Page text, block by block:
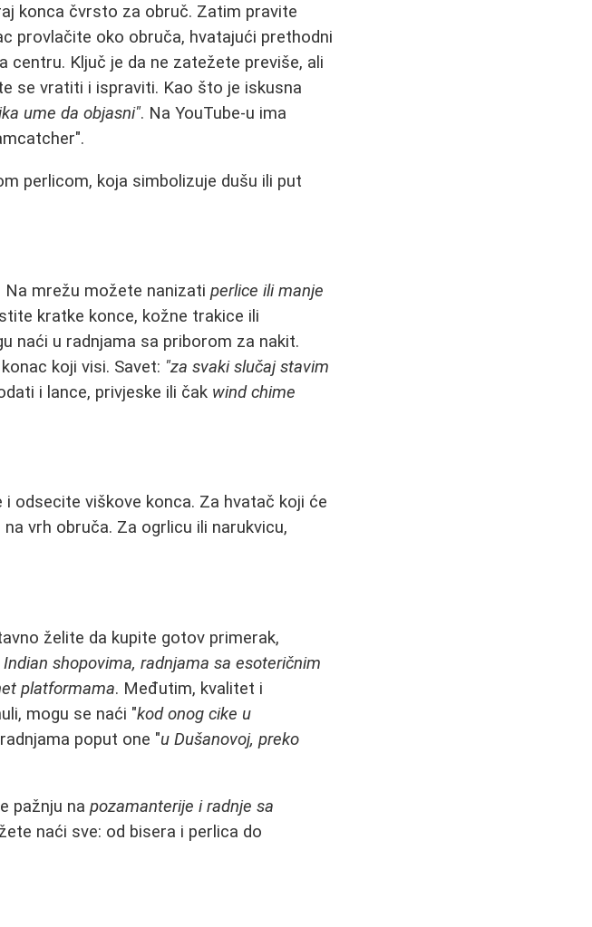
konca čvrsto za obruč. Zatim pravite
provlačite oko obruča, hvatajući prethodni
Ključ je da ne zatežete previše, ali
se vratiti i ispraviti. Kao što je iskusna
ume da objasni". Na YouTube-u ima
perlicom, koja simbolizuje dušu ili put
Na mrežu možete nanizatiperlice ili manje
kratke konce, kožne trakice ili
naći u radnjama sa priborom za nakit.
koji visi. Savet: "za svaki slučaj stavim
i lance, privjeske ili čak wind chime
odsecite viškove konca. Za hvatač koji će
vrh obruča. Za ogrlicu ili narukvicu,
želite da kupite gotov primerak,
Indian shopovima, radnjama sa esoteričnim
platformama. Međutim, kvalitet i
mogu se naći "kod onog cike u
poput one "u Dušanovoj, preko
pažnju napozamanterije i radnje sa
naći sve: od bisera i perlica do